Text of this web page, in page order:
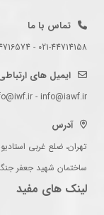
تماس با ما
021-44714158 - 021-44716574 - 021-44714489
ایمیل های
- info@iawf.ir
آدرس
تهران، ضلع غربی
ساختمان شهید جعفر
لینک های مفید